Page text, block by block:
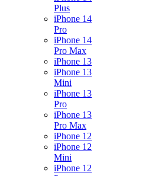
Plus
iPhone 14
Pro
iPhone 14
Pro Max
iPhone 13
iPhone 13
Mini
iPhone 13
Pro
iPhone 13
Pro Max
iPhone 12
iPhone 12
Mini
iPhone 12